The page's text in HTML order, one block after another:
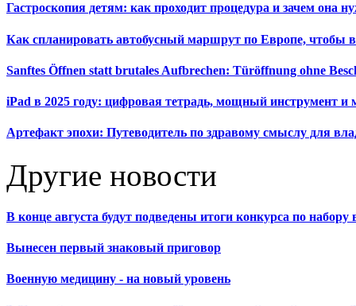
Гастроскопия детям: как проходит процедура и зачем она
Как спланировать автобусный маршрут по Европе, чтобы
Sanftes Öffnen statt brutales Aufbrechen: Türöffnung ohne
iPad в 2025 году: цифровая тетрадь, мощный инструмент и
Артефакт эпохи: Путеводитель по здравому смыслу для
Другие новости
В конце августа будут подведены итоги конкурса по
Вынесен первый знаковый приговор
Военную медицину - на новый уровень